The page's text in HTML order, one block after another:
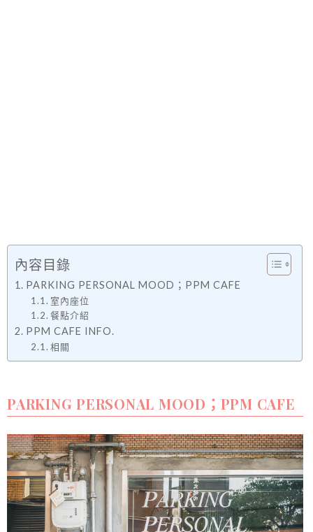
內容目錄
PARKING PERSONAL MOOD；PPM CAFE
室內座位
餐點介紹
PPM CAFE INFO.
相關
PARKING PERSONAL MOOD；PPM CAFE